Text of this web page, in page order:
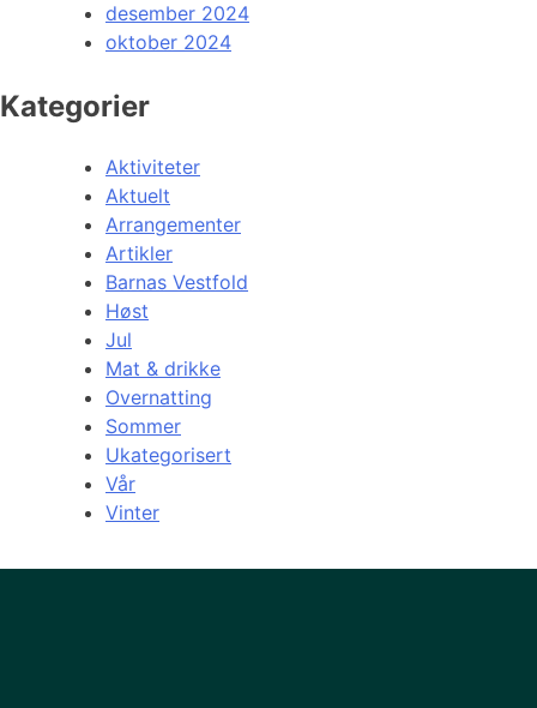
desember 2024
oktober 2024
Kategorier
Aktiviteter
Aktuelt
Arrangementer
Artikler
Barnas Vestfold
Høst
Jul
Mat & drikke
Overnatting
Sommer
Ukategorisert
Vår
Vinter